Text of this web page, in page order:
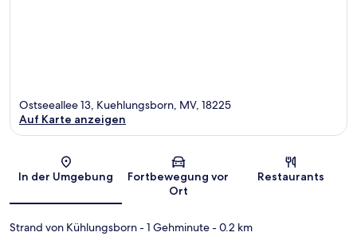
Karte
Ostseeallee 13, Kuehlungsborn, MV, 18225
Auf Karte anzeigen
In der Umgebung
Fortbewegung vor
Ort
Restaurants
Strand von Kühlungsborn- 1 Gehminute- 0.2 km